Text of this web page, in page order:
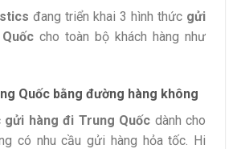
đang triển khai 3 hình thức gửi
cho toàn bộ khách hàng như
Quốc bằng đường hàng không
gửi hàng đi Trung Quốc dành cho
có nhu cầu gửi hàng hỏa tốc. Hi